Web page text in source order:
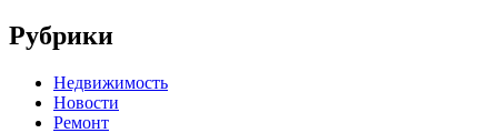
Рубрики
Недвижимость
Новости
Ремонт